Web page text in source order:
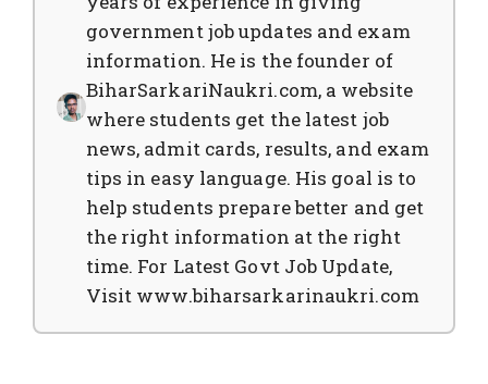
government job updates and exam
information. He is the founder of
BiharSarkariNaukri.com, a website
where students get the latest job
news, admit cards, results, and exam
tips in easy language. His goal is to
help students prepare better and get
the right information at the right
time. For Latest Govt Job Update,
Visit www.biharsarkarinaukri.com